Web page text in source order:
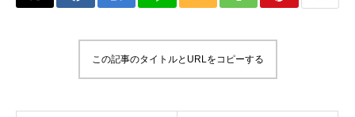
この記事のタイトルとURLをコピーする